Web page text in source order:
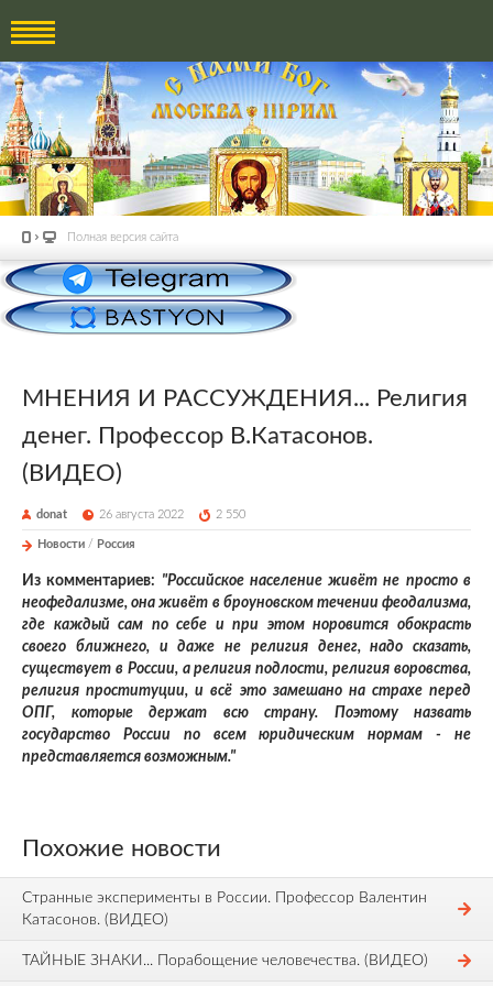
Полная версия сайта
МНЕНИЯ И РАССУЖДЕНИЯ... Религия
денег. Профессор В.Катасонов.
(ВИДЕО)
donat 26 августа 2022 2 550
Новости / Россия
Из комментариев: "Российское население живёт не просто в
неофедализме, она живёт в броуновском течении феодализма,
где каждый сам по себе и при этом норовится обокрасть
своего ближнего, и даже не религия денег, надо сказать,
существует в России, а религия подлости, религия воровства,
религия проституции, и всё это замешано на страхе перед
ОПГ, которые держат всю страну. Поэтому назвать
государство России по всем юридическим нормам - не
представляется возможным."
Похожие новости
Странные эксперименты в России. Профессор Валентин
Катасонов. (ВИДЕО)
ТАЙНЫЕ ЗНАКИ... Порабощение человечества. (ВИДЕО)